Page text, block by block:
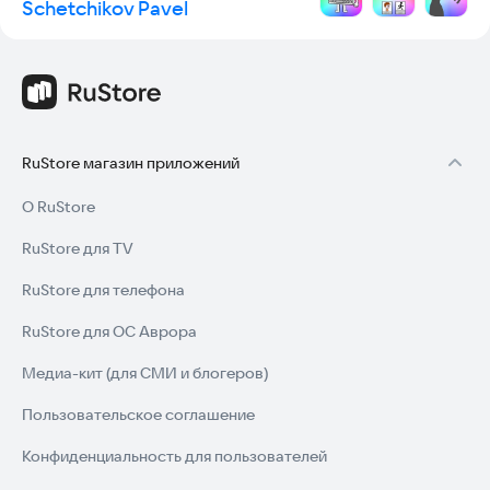
Schetchikov Pavel
RuStore магазин приложений
О RuStore
RuStore для TV
RuStore для телефона
RuStore для ОС Аврора
Медиа-кит (для СМИ и блогеров)
Пользовательское соглашение
Конфиденциальность для пользователей